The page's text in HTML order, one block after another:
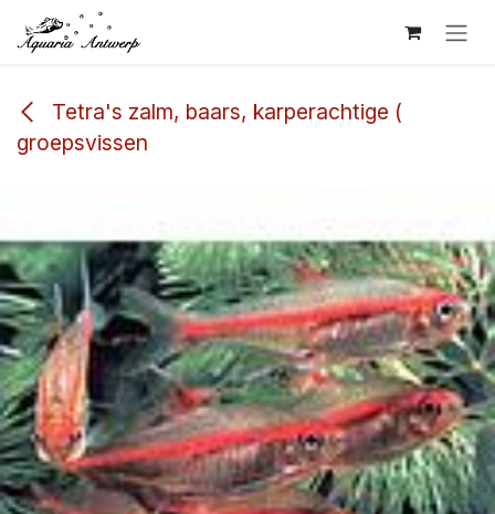
Overslaan naar inhoud
Tetra's zalm, baars, karperachtige (
groepsvissen